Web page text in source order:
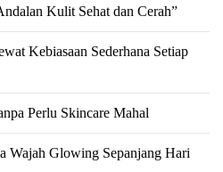
Kulit Sehat dan Cerah”
Kebiasaan Sederhana Setiap
Perlu Skincare Mahal
Wajah Glowing Sepanjang Hari